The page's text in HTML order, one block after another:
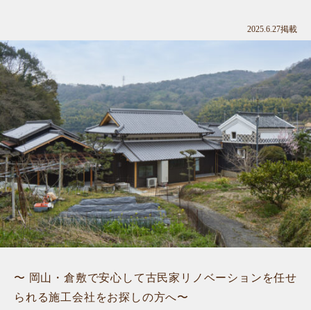
2025.6.27掲載
〜 岡山・倉敷で安心して古民家リノベーションを任せ
られる施工会社をお探しの方へ〜